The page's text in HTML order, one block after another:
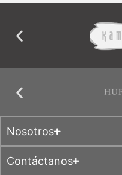
Nosotros
Contáctanos